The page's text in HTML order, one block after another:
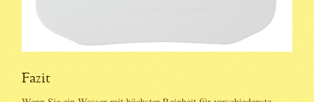
Fazit